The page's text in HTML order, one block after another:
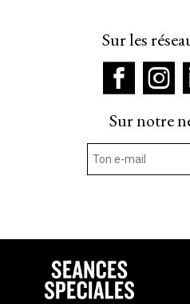
Sur les
Sur notre